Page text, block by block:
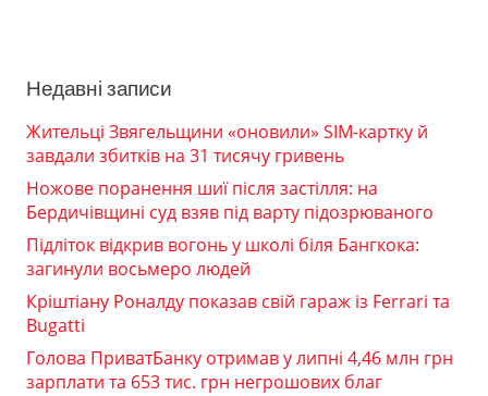
Недавні записи
Жительці Звягельщини «оновили» SIM-картку й
завдали збитків на 31 тисячу гривень
Ножове поранення шиї після застілля: на
Бердичівщині суд взяв під варту підозрюваного
Підліток відкрив вогонь у школі біля Бангкока:
загинули восьмеро людей
Кріштіану Роналду показав свій гараж із Ferrari та
Bugatti
Голова ПриватБанку отримав у липні 4,46 млн грн
зарплати та 653 тис. грн негрошових благ